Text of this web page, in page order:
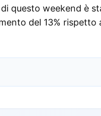
questo weekend è
del 13%